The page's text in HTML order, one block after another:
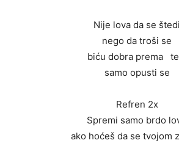
Nije lova da se štedi
nego da troši se
biću dobra prema
samo opusti se
Refren 2x
Spremi samo brdo
ako hoćeš da se tvojom